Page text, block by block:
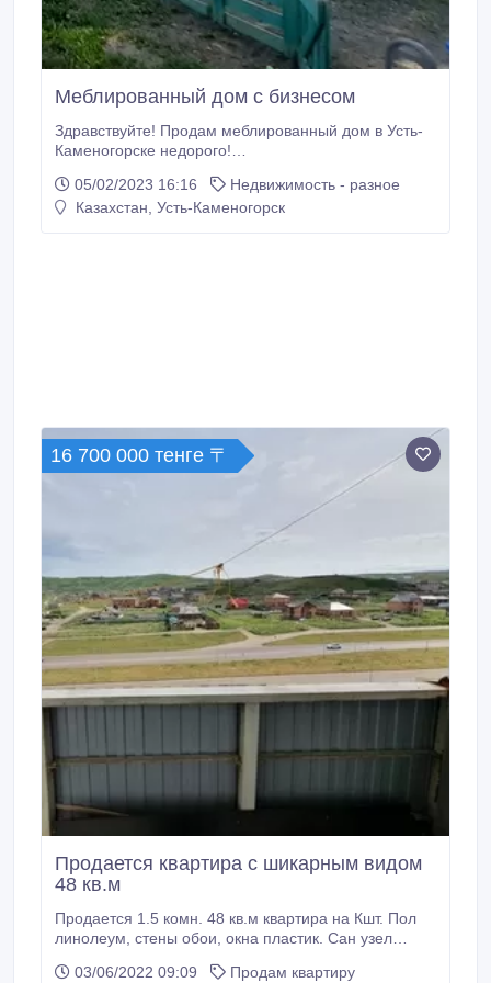
Меблированный дом с бизнесом
Здравствуйте! Продам меблированный дом в Усть-
Каменогорске недорого!
Подхоз Общая площадь 80кв.м. Кухня–10кв.м.
Санузел–на улице. Пластиковая сантехника,
05/02/2023 16:16
Недвижимость - разное
Казахстан, Усть-Каменогорск
16 700 000 тенге 〒
Продается квартира с шикарным видом
48 кв.м
Продается 1.5 комн. 48 кв.м квартира на Кшт. Пол
линолеум, стены обои, окна пластик. Сан узел
документы все в порядке. Квартира без
03/06/2022 09:09
Продам квартиру